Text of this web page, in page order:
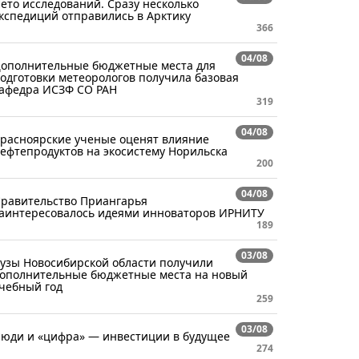
исследований. Сразу несколько
отправились в Арктику
366
04/08
бюджетные места для
метеорологов получила базовая
ИСЗФ СО РАН
319
04/08
ученые оценят влияние
на экосистему Норильска
200
04/08
Приангарья
идеями инноваторов ИРНИТУ
189
03/08
Новосибирской области получили
бюджетные места на новый
год
259
03/08
и «цифра» — инвестиции в будущее
274